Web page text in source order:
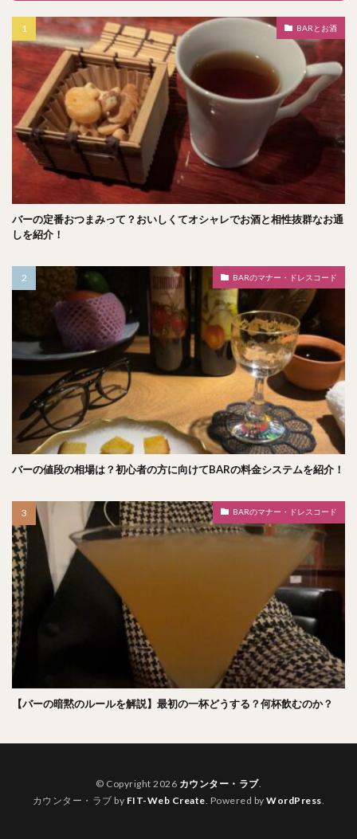
BARとお酒
バーの定番おつまみって？おいしくてオシャレでお酒と相性抜群なお通
しを紹介！
BARのマナー・ドレスコード
バーの値段の相場は？初心者の方に向けてBARの料金システムを紹介！
BARのマナー・ドレスコード
【バーの暗黙のルールを解説】最初の一杯どうする？何杯飲むのか？
© Copyright 2026 カウンター・ラブ.
カウンター・ラブ by FIT-Web Create . Powered byWordPress